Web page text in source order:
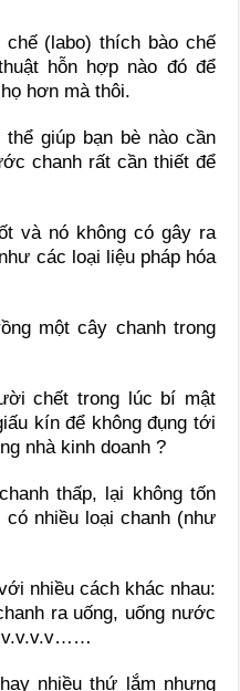
(labo) thích bào chế
hỗn hợp nào đó để
hơn mà thôi.
giúp bạn bè nào cần
chanh rất cần thiết để
và nó không có gây ra
các loại liệu pháp hóa
một cây chanh trong
chết trong lúc bí mật
kín để không đụng tới
nhà kinh doanh ?
thấp, lại không tốn
nhiều loại chanh (như
nhiều cách khác nhau:
ra uống, uống nước
v.v.v.v……
nhiều thứ lắm nhưng